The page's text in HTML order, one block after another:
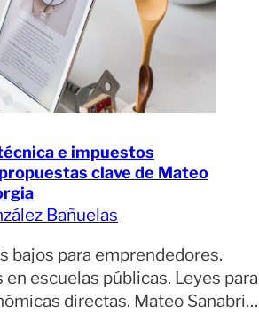
e impuestos
clave de Mateo
Bañuelas
bajos para emprendedores.
escuelas públicas. Leyes para
directas. Mateo Sanabria